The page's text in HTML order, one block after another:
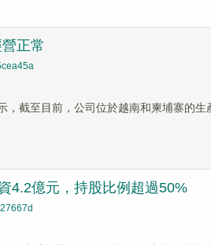
正常
，截至目前，公司位於越南和柬埔寨的
4.2億元，持股比例超過50%